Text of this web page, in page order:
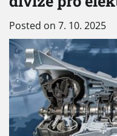
Posted on 7. 10. 2025